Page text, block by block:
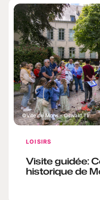
Ville de Mons - Oswald Tlr.
LOISIRS
Visite guidée:
historique de